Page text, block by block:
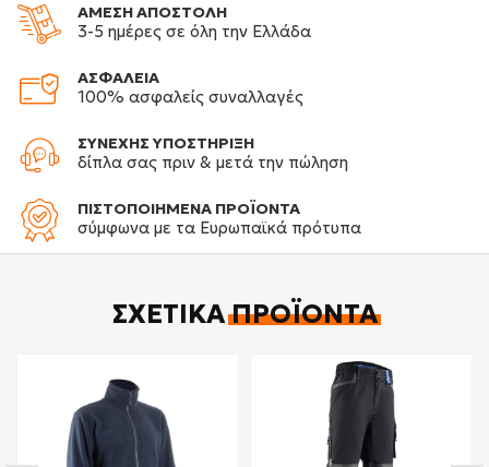
ΑΜΕΣΗ ΑΠΟΣΤΟΛΗ
3-5 ημέρες σε όλη την Ελλάδα
ΑΣΦΑΛΕΙΑ
100% ασφαλείς συναλλαγές
ΣΥΝΕΧΗΣ ΥΠΟΣΤΗΡΙΞΗ
δίπλα σας πριν & μετά την πώληση
ΠΙΣΤΟΠΟΙΗΜΕΝΑ ΠΡΟΪΟΝΤΑ
σύμφωνα με τα Ευρωπαϊκά πρότυπα
ΣΧΕΤΙΚΆΠΡΟΪΌΝΤΑ